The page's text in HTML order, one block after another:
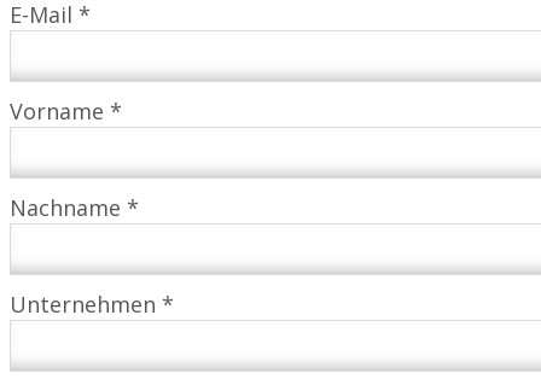
E-Mail *
Vorname *
Nachname *
Unternehmen *